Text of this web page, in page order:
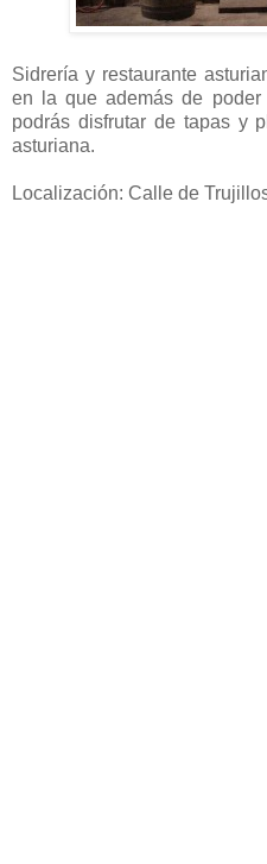
Sidrería y restaurante
en la que además de
podrás disfrutar de tapas y
asturiana.
Localización: Calle de